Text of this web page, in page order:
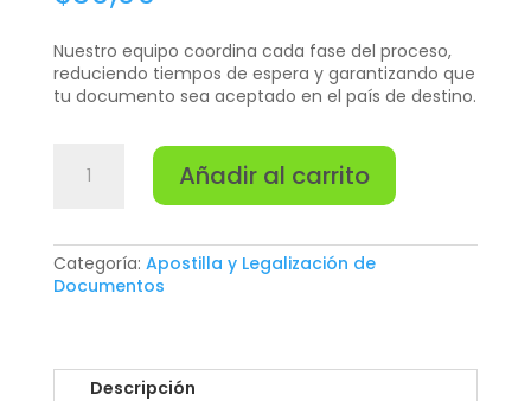
Nuestro equipo coordina cada fase del proceso,
reduciendo tiempos de espera y garantizando que
tu documento sea aceptado en el país de destino.
cantidad
Añadir al carrito
Categoría: Apostilla y Legalización de
Documentos
Descripción